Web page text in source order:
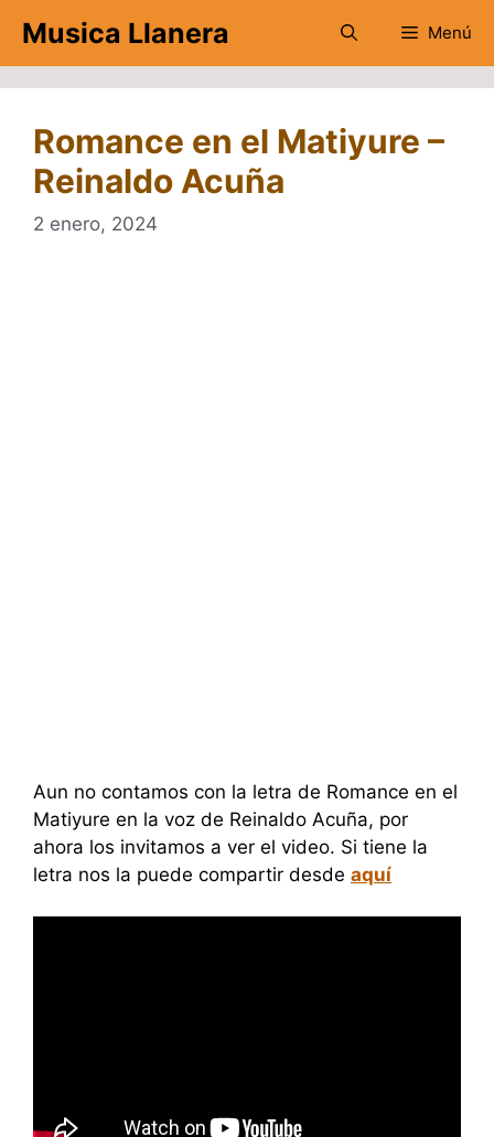
contenido
Musica Llanera Menú
Romance en el Matiyure –
Reinaldo Acuña
2 enero, 2024
Aun no contamos con la letra de Romance en el
Matiyure en la voz de Reinaldo Acuña, por
ahora los invitamos a ver el video. Si tiene la
letra nos la puede compartir desde aquí